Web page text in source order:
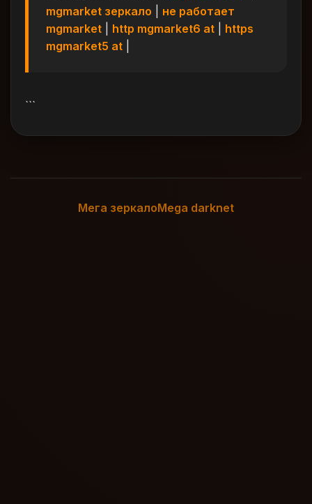
mgmarket зеркало
не работает
mgmarket
http mgmarket6 at
https
mgmarket5 at
```
Мега зеркалоMega darknet